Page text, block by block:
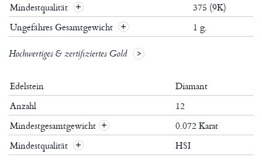
Mindestqualität
375 (9K)
Ungefähres Gesamtgewicht
1 g.
Hochwertiges & zertifiziertes Gold
Edelstein
Diamant
Anzahl
12
Mindestgesamtgewicht +
0.072 Karat
Mindestqualität
+ HSI